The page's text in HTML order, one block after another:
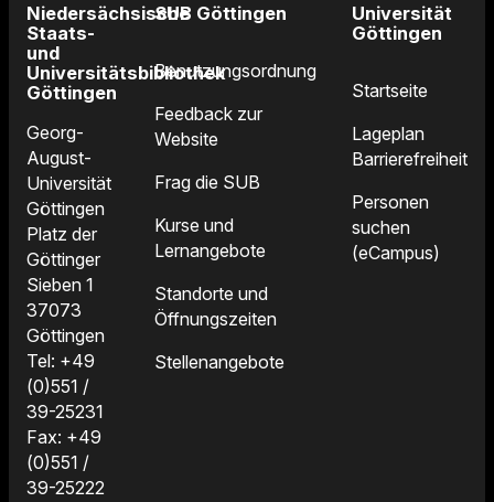
Niedersächsische
Staats-
und
Universitätsbibliothek
Göttingen
Georg-
August-
Universität
Göttingen
Platz der
Göttinger
Sieben 1
37073
Göttingen
Tel: +49
(0)551 /
39-25231
Fax: +49
(0)551 /
39-25222
SUB Göttingen
Benutzungsordnung
Feedback zur
Website
Frag die SUB
Kurse und
Lernangebote
Standorte und
Öffnungszeiten
Stellenangebote
Universität
Göttingen
Startseite
Lageplan
Barrierefreiheit
Personen
suchen
(eCampus)